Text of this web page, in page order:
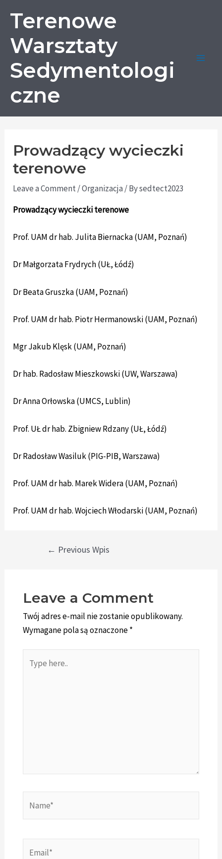
Terenowe
Warsztaty
Sedymentologi
czne
Prowadzący wycieczki
terenowe
Leave a Comment/Organizacja / Bysedtect2023
Prowadzący wycieczki terenowe
Prof. UAM dr hab. Julita Biernacka (UAM, Poznań)
Dr Małgorzata Frydrych (UŁ, Łódź)
Dr Beata Gruszka (UAM, Poznań)
Prof. UAM dr hab. Piotr Hermanowski (UAM, Poznań)
Mgr Jakub Klęsk (UAM, Poznań)
Dr hab. Radosław Mieszkowski (UW, Warszawa)
Dr Anna Orłowska (UMCS, Lublin)
Prof. UŁ dr hab. Zbigniew Rdzany (UŁ, Łódź)
Dr Radosław Wasiluk (PIG-PIB, Warszawa)
Prof. UAM dr hab. Marek Widera (UAM, Poznań)
Prof. UAM dr hab. Wojciech Włodarski (UAM, Poznań)
← Previous Wpis
Leave a Comment
Twój adres e-mail nie zostanie opublikowany.
Wymagane pola są oznaczone*